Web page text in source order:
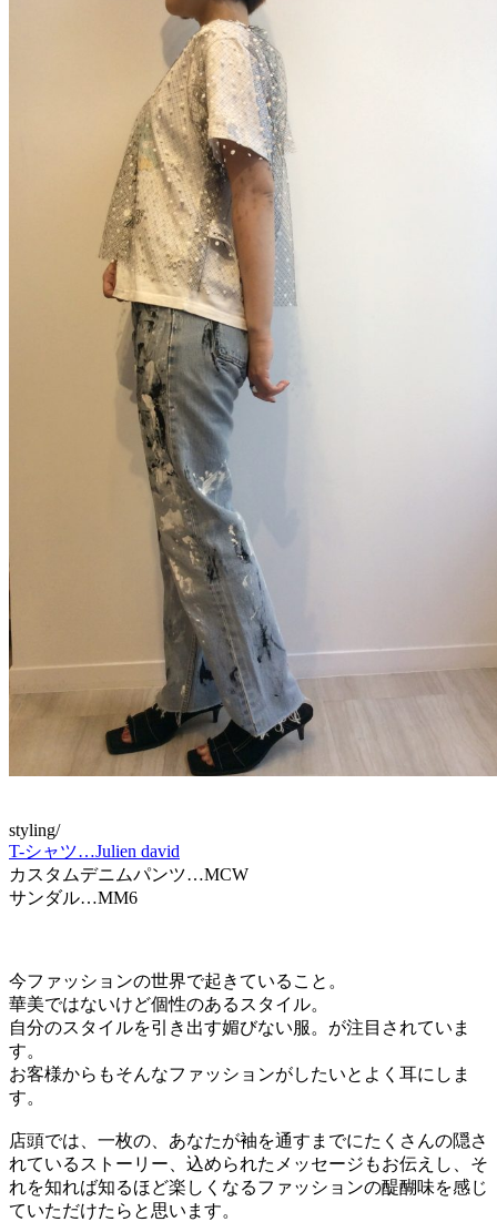
styling/
T-シャツ…Julien david
カスタムデニムパンツ…MCW
サンダル…MM6
今ファッションの世界で起きていること。
華美ではないけど個性のあるスタイル。
自分のスタイルを引き出す媚びない服。が注目されていま
す。
お客様からもそんなファッションがしたいとよく耳にしま
す。
店頭では、一枚の、あなたが袖を通すまでにたくさんの隠さ
れているストーリー、込められたメッセージもお伝えし、そ
れを知れば知るほど楽しくなるファッションの醍醐味を感じ
ていただけたらと思います。